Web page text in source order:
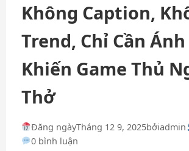
Không Caption,
Trend, Chỉ Cần
Khiến Game Thủ
Thở
Đăng ngàyTháng 12 9, 2025bởiadmin
0 bình luận